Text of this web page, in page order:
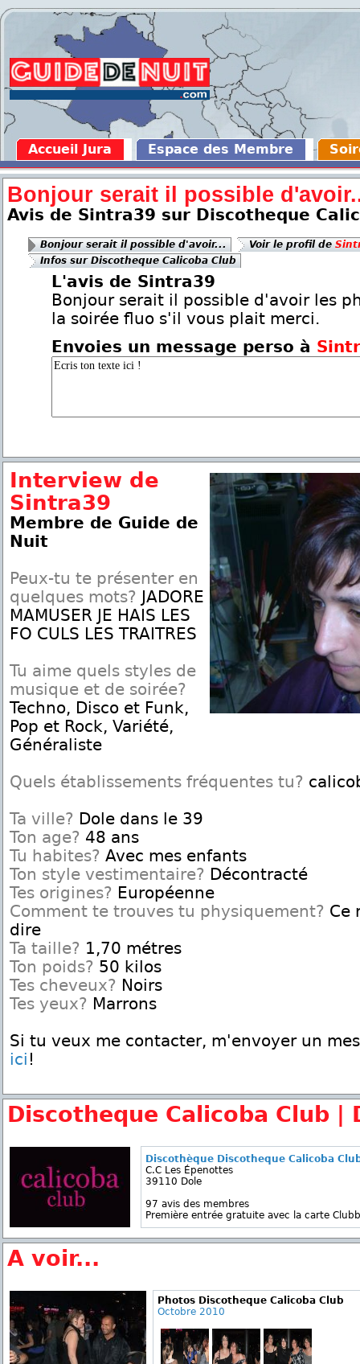
Accueil Jura Espace des Membre
Bonjour serait il possible
Avis de Sintra39 sur Discotheque
Bonjour serait il possible d'avoir... Voir le profil de
Infos sur Discotheque Calicoba Club
L'avis de Sintra39
Bonjour serait il possible d'avoir les
la soirée fluo s'il vous plait merci.
Envoies un message perso à
Interview de
Sintra39
Membre de Guide de
Nuit
Peux-tu te présenter en
quelques mots? JADORE
MAMUSER JE HAIS LES
FO CULS LES TRAITRES
Tu aime quels styles de
musique et de soirée?
Techno, Disco et Funk,
Pop et Rock, Variété,
Généraliste
Quels établissements fréquentes tu?
Ta ville? Dole dans le 39
Ton age? 48 ans
Tu habites? Avec mes enfants
Ton style vestimentaire? Décontracté
Tes origines? Européenne
Comment te trouves tu physiquement? Ce
dire
Ta taille? 1,70 métres
Ton poids? 50 kilos
Tes cheveux? Noirs
Tes yeux? Marrons
Si tu veux me contacter, m'envoyer un
ici !
Discotheque Calicoba Club |
Discothèque Discotheque Calicoba
C.C Les Épenottes
39110 Dole
97 avis des membres
Première entrée gratuite avec la carte
A voir...
Photos Discotheque Calicoba Club
Octobre 2010